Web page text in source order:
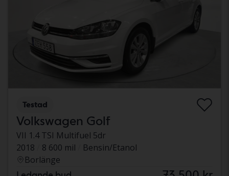
Testad
Volkswagen Golf
VII 1.4 TSI Multifuel 5dr
2018
8 600 mil
Bensin/Etanol
Borlänge